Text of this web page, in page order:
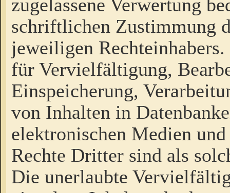
zugelassene Verwertung
schriftlichen Zustimmung
jeweiligen
für Vervielfältigung,
Einspeicherung,
von Inhalten in
elektronischen Medien
Rechte Dritter sind als
Die unerlaubte